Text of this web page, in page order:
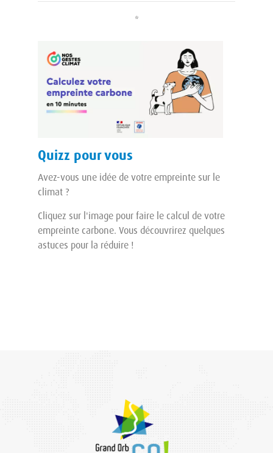
*
Quizz pour vous
Avez-vous une idée de votre empreinte sur le
climat ?
Cliquez sur l'image pour faire le calcul de votre
empreinte carbone. Vous découvrirez quelques
astuces pour la réduire !